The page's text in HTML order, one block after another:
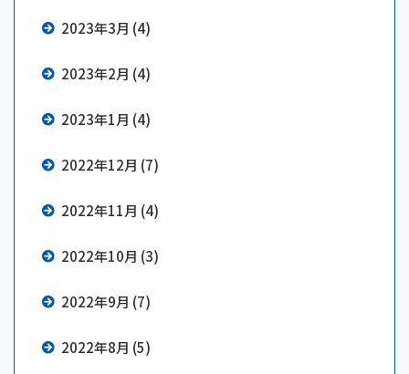
2023年3月 (4)
2023年2月 (4)
2023年1月 (4)
2022年12月 (7)
2022年11月 (4)
2022年10月 (3)
2022年9月 (7)
2022年8月 (5)